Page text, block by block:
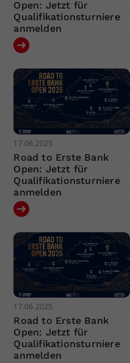
Open: Jetzt für
Qualifikationsturniere
anmelden
17.06.2025
Road to Erste Bank
Open: Jetzt für
Qualifikationsturniere
anmelden
17.06.2025
Road to Erste Bank
Open: Jetzt für
Qualifikationsturniere
anmelden